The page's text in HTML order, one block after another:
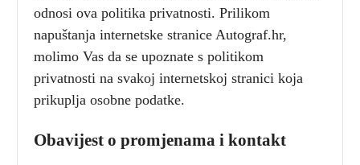
odnosi ova politika privatnosti. Prilikom
napuštanja internetske stranice Autograf.hr,
molimo Vas da se upoznate s politikom
privatnosti na svakoj internetskoj stranici koja
prikuplja osobne podatke.
Obavijest o promjenama i kontakt